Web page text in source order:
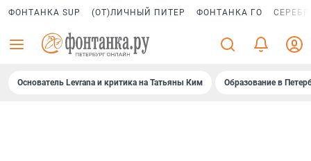
ФОНТАНКА SUP (ОТ)ЛИЧНЫЙ ПИТЕР ФОНТАНКА ГО
Основатель Levrana и критика на Татьяны Ким Образование в